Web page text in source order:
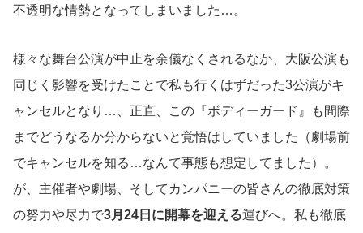
不透明な情勢となってしまいました…。
様々な舞台公演が中止を余儀なくされるなか、大阪公演も
同じく影響を受けたことで私も行くはずだった3公演がキ
ャンセルとなり…、正直、この『ボディーガード』も間際
までどうなるか分からないと覚悟はしていました（劇場前
でキャンセルを知る…なんて事態も想定してました）。
が、主催者や劇場、そしてカンパニーの皆さんの徹底対策
の努力や尽力で3月24日に開幕を迎える運びへ。私も徹底